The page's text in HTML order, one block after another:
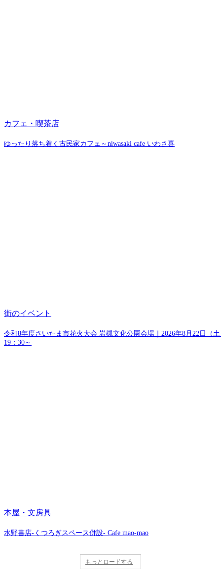
カフェ・喫茶店
ゆったり落ち着く古民家カフェ～niwasaki cafe いわさ喜
街のイベント
令和8年度さいたま市花火大会 岩槻文化公園会場｜2026年8月22日（
19：30～
本屋・文房具
水野書店-くつろぎスペース併設- Cafe mao-mao
もっとロードする